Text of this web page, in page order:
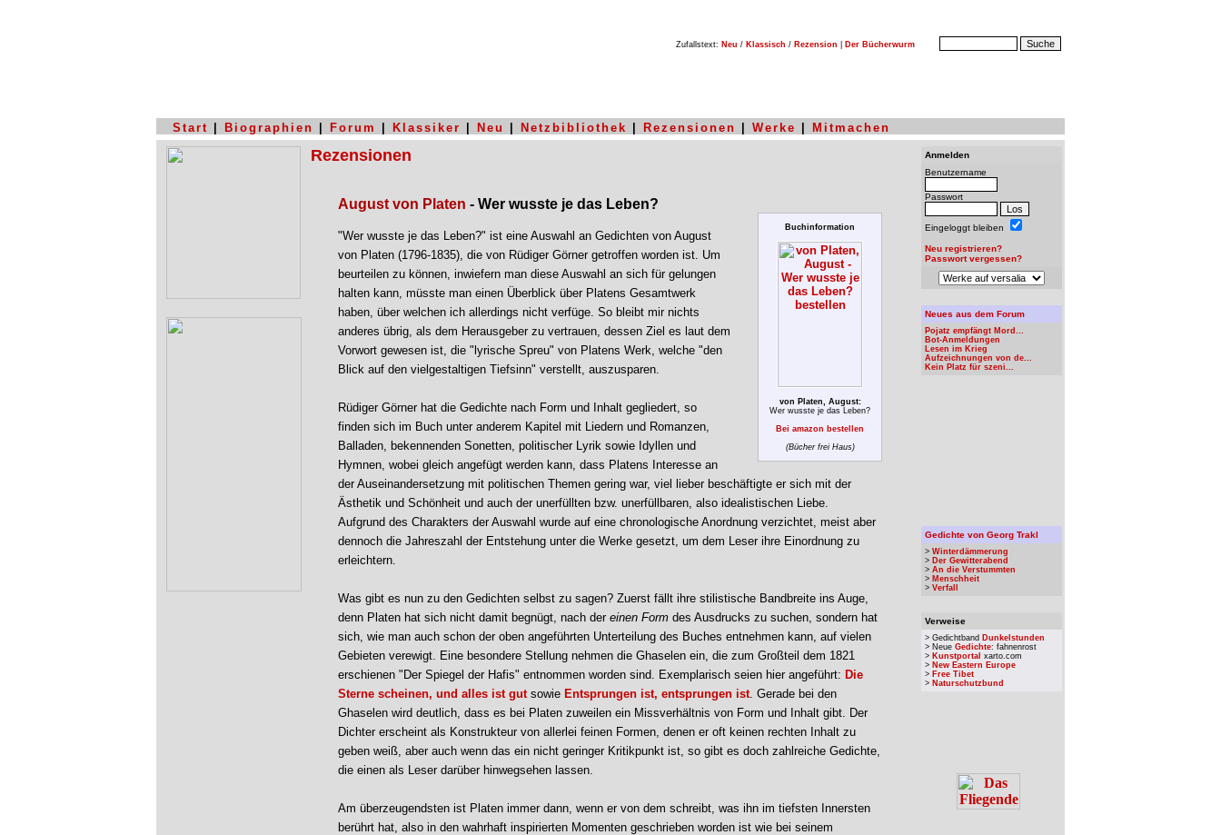
Zufallstext: Neu / Klassisch / Rezension Der Bücherwurm
Start Biographien Forum Klassiker Neu Netzbibliothek Rezensionen Werke Mitmachen
Rezensionen
August von Platen - Wer wusste je das Leben?
Buchinformation
von Platen, August:
Wer wusste je das Leben?
Bei amazon bestellen
(Bücher frei Haus)
"Wer wusste je das Leben?" ist eine Auswahl an Gedichten von August
von Platen (1796-1835), die von Rüdiger Görner getroffen worden ist. Um
beurteilen zu können, inwiefern man diese Auswahl an sich für gelungen
halten kann, müsste man einen Überblick über Platens Gesamtwerk
haben, über welchen ich allerdings nicht verfüge. So bleibt mir nichts
anderes übrig, als dem Herausgeber zu vertrauen, dessen Ziel es laut dem
Vorwort gewesen ist, die "lyrische Spreu" von Platens Werk, welche "den
Blick auf den vielgestaltigen Tiefsinn" verstellt, auszusparen.
Rüdiger Görner hat die Gedichte nach Form und Inhalt gegliedert, so
finden sich im Buch unter anderem Kapitel mit Liedern und Romanzen,
Balladen, bekennenden Sonetten, politischer Lyrik sowie Idyllen und
Hymnen, wobei gleich angefügt werden kann, dass Platens Interesse an
der Auseinandersetzung mit politischen Themen gering war, viel lieber beschäftigte er sich mit der
Ästhetik und Schönheit und auch der unerfüllten bzw. unerfüllbaren, also idealistischen Liebe.
Aufgrund des Charakters der Auswahl wurde auf eine chronologische Anordnung verzichtet, meist aber
dennoch die Jahreszahl der Entstehung unter die Werke gesetzt, um dem Leser ihre Einordnung zu
erleichtern.
Was gibt es nun zu den Gedichten selbst zu sagen? Zuerst fällt ihre stilistische Bandbreite ins Auge,
denn Platen hat sich nicht damit begnügt, nach der einen Form des Ausdrucks zu suchen, sondern hat
sich, wie man auch schon der oben angeführten Unterteilung des Buches entnehmen kann, auf vielen
Gebieten verewigt. Eine besondere Stellung nehmen die Ghaselen ein, die zum Großteil dem 1821
erschienen "Der Spiegel der Hafis" entnommen worden sind. Exemplarisch seien hier angeführt: Die
Sterne scheinen, und alles ist gutsowie Entsprungen ist, entsprungen ist. Gerade bei den
Ghaselen wird deutlich, dass es bei Platen zuweilen ein Missverhältnis von Form und Inhalt gibt. Der
Dichter erscheint als Konstrukteur von allerlei feinen Formen, denen er oft keinen rechten Inhalt zu
geben weiß, aber auch wenn das ein nicht geringer Kritikpunkt ist, so gibt es doch zahlreiche Gedichte,
die einen als Leser darüber hinwegsehen lassen.
Am überzeugendsten ist Platen immer dann, wenn er von dem schreibt, was ihn im tiefsten Innersten
berührt hat, also in den wahrhaft inspirierten Momenten geschrieben worden ist wie bei seinem
Anmelden
Benutzername
Passwort
Eingeloggt bleiben
Neu registrieren?
Passwort vergessen?
Neues aus dem Forum
Pojatz empfängt Mord...
Bot-Anmeldungen
Lesen im Krieg
Aufzeichnungen von de...
Kein Platz für szeni...
Gedichte von Georg Trakl
> Winterdämmerung
> Der Gewitterabend
> An die Verstummten
> Menschheit
> Verfall
Verweise
> Gedichtband Dunkelstunden
> Neue Gedichte: fahnenrost
> Kunstportal xarto.com
> New Eastern Europe
> Free Tibet
> Naturschutzbund